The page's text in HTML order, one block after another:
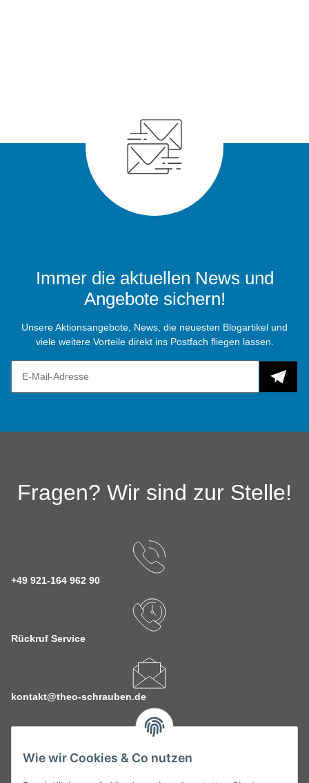
Wie wir Cookies & Co nutzen
Immer die aktuellen News und
Angebote sichern!
Unsere Aktionsangebote, News, die neuesten Blogartikel und
viele weitere Vorteile direkt ins Postfach fliegen lassen.
Fragen? Wir sind zur Stelle!
+49 921-164 962 90
Rückruf Service
kontakt@theo-schrauben.de